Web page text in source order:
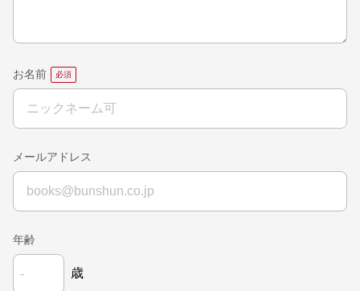
お名前
メールアドレス
年齢
歳